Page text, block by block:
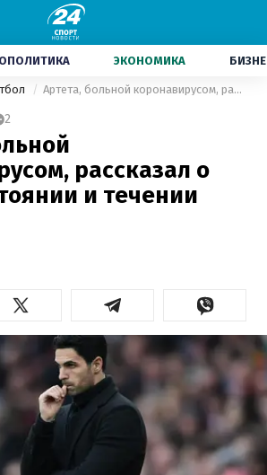
ЭКОНОМИКА
Артета, больной коронавирусом, рассказал о своем состоянии и течении болезни
2
рассказал о
и течении